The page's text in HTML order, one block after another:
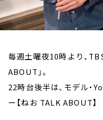
毎週土曜夜10時より、
ABOUT」。
22時台後半は、モデル・
ー【ねお TALK ABOUT】